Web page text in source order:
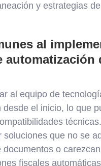
y estrategias
al
automatización
al equipo de
desde el inicio, lo que
técnicas.
soluciones que no se
documentos o
fiscales